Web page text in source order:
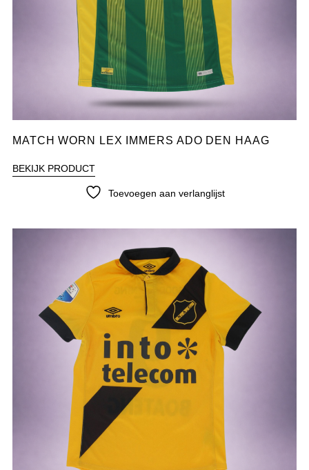
MATCH WORN LEX IMMERS ADO DEN HAAG
BEKIJK PRODUCT
Toevoegen aan verlanglijst